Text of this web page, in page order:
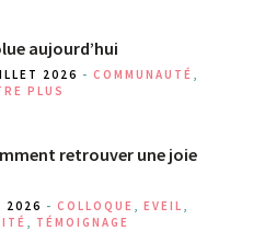
aujourd’hui
2026 -COMMUNAUTÉ ,
PLUS
retrouver une joie
2026 -COLLOQUE ,EVEIL ,
, TÉMOIGNAGE